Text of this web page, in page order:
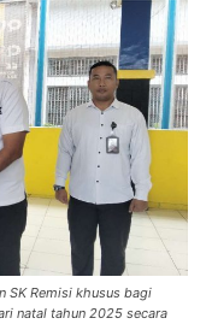
SK Remisi khusus bagi
natal tahun 2025 secara